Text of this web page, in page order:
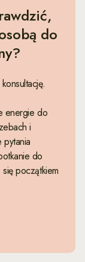
do
energie do
i
do
początkiem